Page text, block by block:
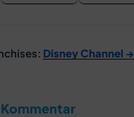
Disney Channel →